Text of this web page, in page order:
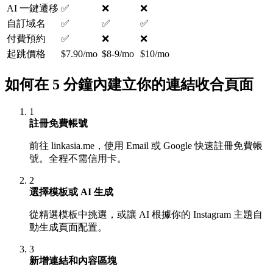
AI 一鍵遷移 ✅ ❌
❌
自訂域名
✅ ✅
✅
付費預約
✅ ❌
❌
起跳價格
$7.90/mo $8-9/mo $10/mo
如何在 5 分鐘內建立你的連結收合頁面
1
註冊免費帳號
前往 linkasia.me，使用 Email 或 Google 快速註冊免費帳
號。全程不需信用卡。
2
選擇模板或 AI 生成
從精選模板中挑選，或讓 AI 根據你的 Instagram 主題自
動生成頁面配置。
3
新增連結和內容區塊